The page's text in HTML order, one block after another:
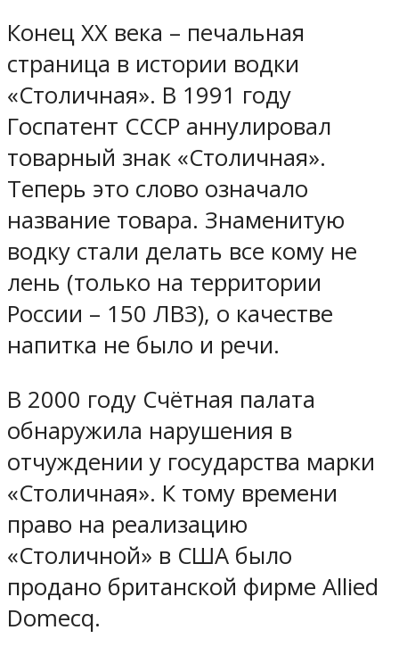
Конец XX века – печальная
страница в истории водки
«Столичная». В 1991 году
Госпатент СССР аннулировал
товарный знак «Столичная».
Теперь это слово означало
название товара. Знаменитую
водку стали делать все кому не
лень (только на территории
России – 150 ЛВЗ), о качестве
напитка не было и речи.
В 2000 году Счётная палата
обнаружила нарушения в
отчуждении у государства марки
«Столичная». К тому времени
право на реализацию
«Столичной» в США было
продано британской фирме Allied
Domecq.